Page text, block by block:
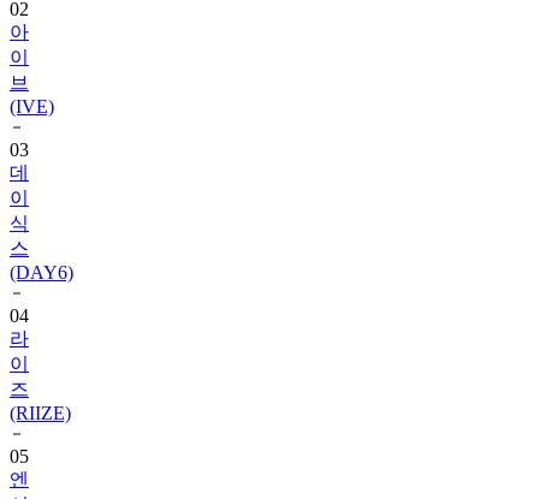
이
브
(IVE)
03
데
이
식
스
(DAY6)
04
라
이
즈
(RIIZE)
05
엔
시
티